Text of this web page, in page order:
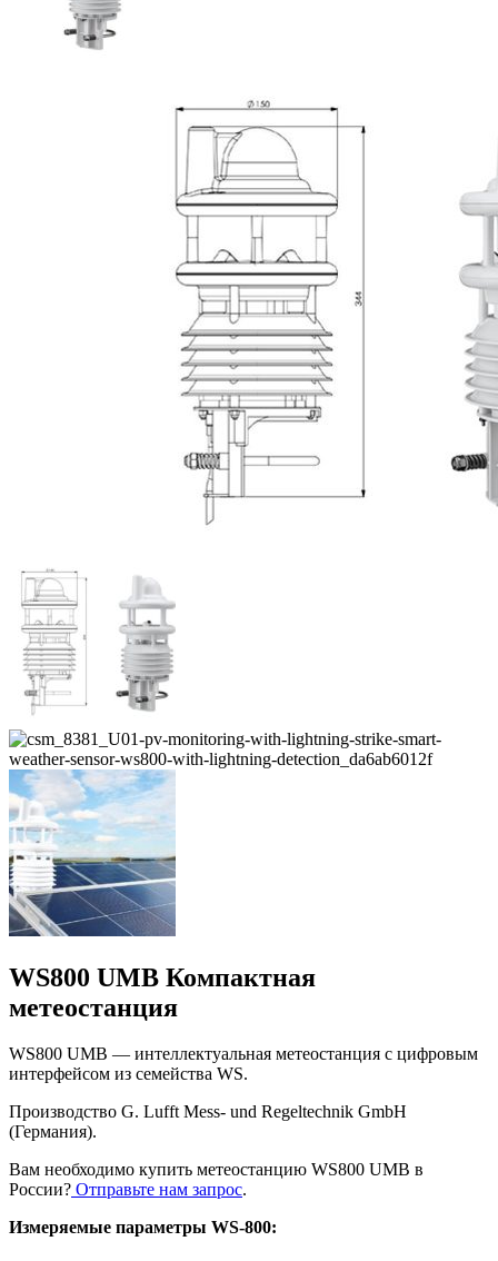
WS800 UMB Компактная
метеостанция
WS800 UMB — интеллектуальная метеостанция с цифровым
интерфейсом из семейства WS.
Производство G. Lufft Mess- und Regeltechnik GmbH
(Германия).
Вам необходимо купить метеостанцию WS800 UMB в
России? Отправьте нам запрос.
Измеряемые параметры WS-800: